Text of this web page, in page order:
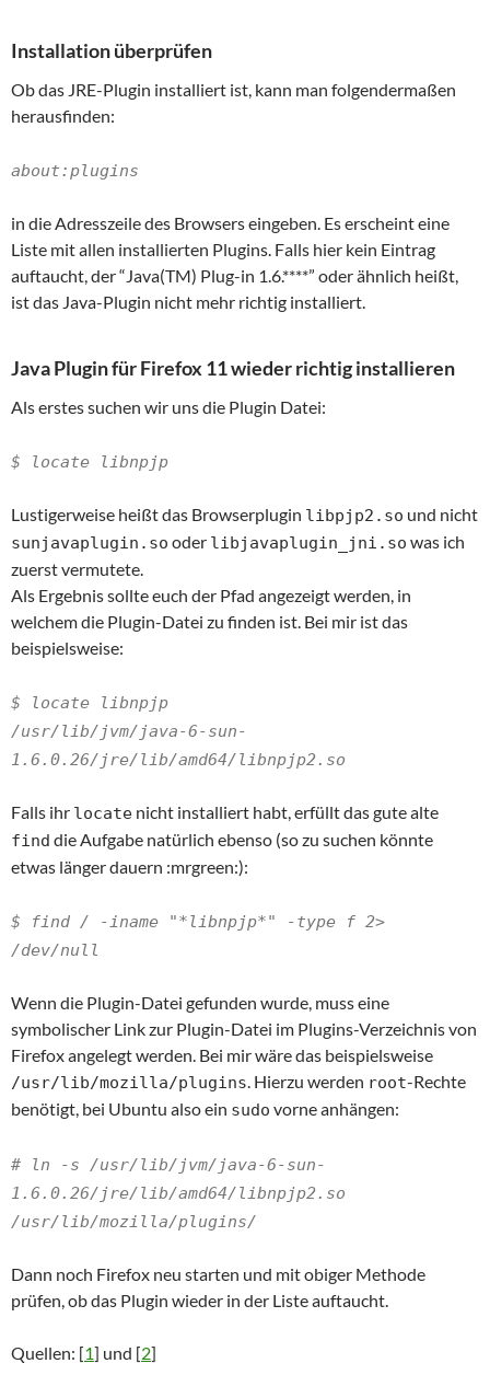
Installation überprüfen
Ob das JRE-Plugin installiert ist, kann man folgendermaßen
herausfinden:
about:plugins
in die Adresszeile des Browsers eingeben. Es erscheint eine
Liste mit allen installierten Plugins. Falls hier kein Eintrag
auftaucht, der “Java(TM) Plug-in 1.6.****” oder ähnlich heißt,
ist das Java-Plugin nicht mehr richtig installiert.
Java Plugin für Firefox 11 wieder richtig installieren
Als erstes suchen wir uns die Plugin Datei:
$ locate libnpjp
Lustigerweise heißt das Browserplugin libpjp2.so und nicht
sunjavaplugin.so oder libjavaplugin_jni.so was ich
zuerst vermutete.
Als Ergebnis sollte euch der Pfad angezeigt werden, in
welchem die Plugin-Datei zu finden ist. Bei mir ist das
beispielsweise:
$ locate libnpjp
/usr/lib/jvm/java-6-sun-
1.6.0.26/jre/lib/amd64/libnpjp2.so
Falls ihr locate nicht installiert habt, erfüllt das gute alte
find die Aufgabe natürlich ebenso (so zu suchen könnte
etwas länger dauern :mrgreen:):
$ find / -iname "*libnpjp*" -type f 2>
/dev/null
Wenn die Plugin-Datei gefunden wurde, muss eine
symbolischer Link zur Plugin-Datei im Plugins-Verzeichnis von
Firefox angelegt werden. Bei mir wäre das beispielsweise
/usr/lib/mozilla/plugins. Hierzu werden root-Rechte
benötigt, bei Ubuntu also ein sudo vorne anhängen:
# ln -s /usr/lib/jvm/java-6-sun-
1.6.0.26/jre/lib/amd64/libnpjp2.so
/usr/lib/mozilla/plugins/
Dann noch Firefox neu starten und mit obiger Methode
prüfen, ob das Plugin wieder in der Liste auftaucht.
Quellen: [1] und [2]